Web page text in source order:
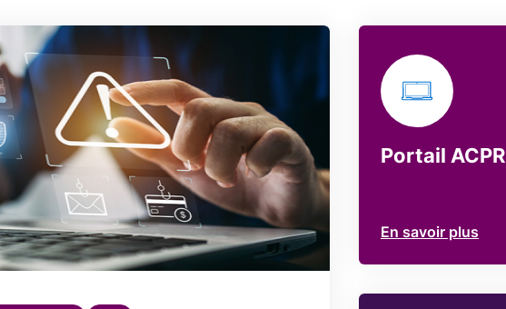
Portail ACPR
En savoir plus